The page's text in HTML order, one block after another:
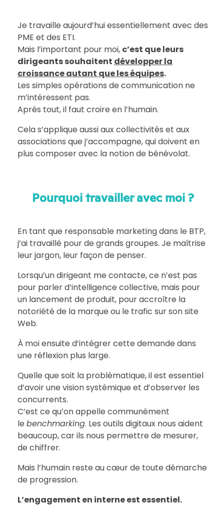
Je travaille aujourd’hui essentiellement avec des
PME et des ETI.
Mais l’important pour moi, c’est que leurs
dirigeants souhaitent développer la
croissance autant que les équipes.
Les simples opérations de communication ne
m’intéressent pas.
Après tout, il faut croire en l’humain.
Cela s’applique aussi aux collectivités et aux
associations que j’accompagne, qui doivent en
plus composer avec la notion de bénévolat.
Pourquoi travailler avec moi ?
En tant que responsable marketing dans le BTP,
j’ai travaillé pour de grands groupes. Je maîtrise
leur jargon, leur façon de penser.
Lorsqu’un dirigeant me contacte, ce n’est pas
pour parler d’intelligence collective, mais pour
un lancement de produit, pour accroître la
notoriété de la marque ou le trafic sur son site
Web.
À moi ensuite d’intégrer cette demande dans
une réflexion plus large.
Quelle que soit la problématique, il est essentiel
d’avoir une vision systémique et d’observer les
concurrents.
C’est ce qu’on appelle communément
le benchmarking. Les outils digitaux nous aident
beaucoup, car ils nous permettre de mesurer,
de chiffrer.
Mais l’humain reste au cœur de toute démarche
de progression.
L’engagement en interne est essentiel.